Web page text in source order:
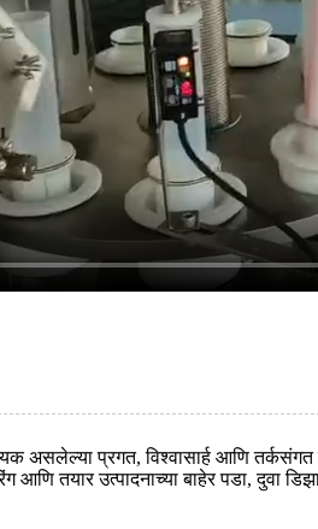
असलेल्या प्रगत, विश्वासार्ह आणि
तयार उत्पादनाच्या बाहेर पडा, दुवा